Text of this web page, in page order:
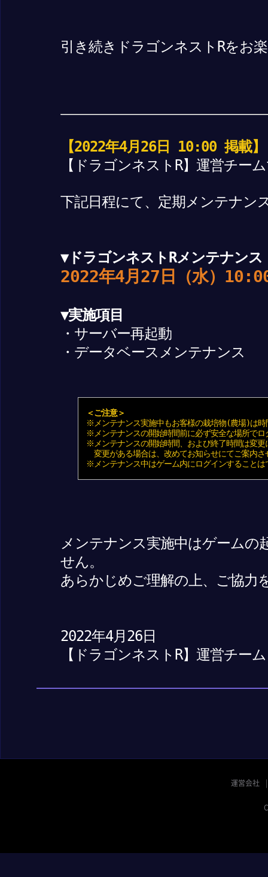
引き続きドラゴンネストRをお
【2022年4月26日 10:00 掲載】
【ドラゴンネストR】運営チー
下記日程にて、定期メンテナン
▼ドラゴンネストRメンテナンス
2022年4月27日（水）
▼実施項目
・サーバー再起動
・データベースメンテナンス
＜ご注意＞
※メンテナンス実施中もお客様の栽培物(農場)は時
※メンテナンスの開始時間前に必ず安全な場所でロ
※メンテナンスの開始時間、および終了時間は変更
変更がある場合は、改めてお知らせにてご案内さ
※メンテナンス中はゲーム内にログインすることは
メンテナンス実施中はゲームの
せん。
あらかじめご理解の上、ご協力
2022年4月26日
【ドラゴンネストR】運営チーム
運営会社